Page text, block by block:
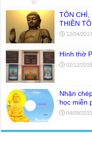
TÔN
THIỀN
12/04/2017
Hình thờ
02/12/2016
Nhận
học miễn
04/09/2015